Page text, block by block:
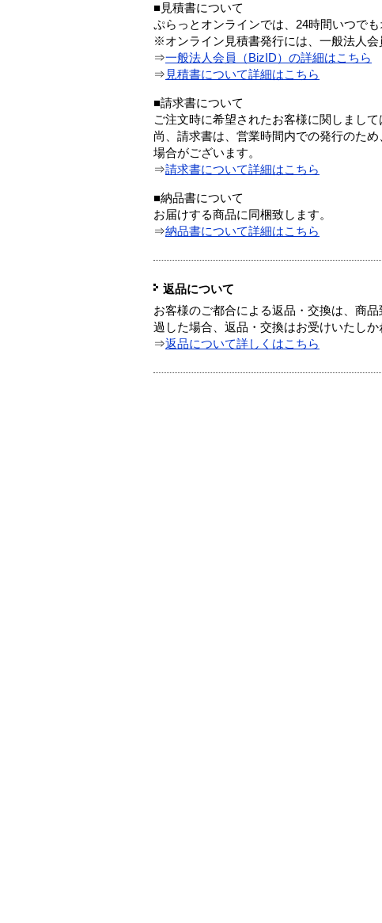
■見積書について
ぷらっとオンラインでは、24時間いつで
※オンライン見積書発行には、一般法人会
⇒一般法人会員（BizID）の詳細はこちら
⇒ 見積書について詳細はこちら
■請求書について
ご注文時に希望されたお客様に関しまし
尚、請求書は、営業時間内での発行のた
場合がございます。
⇒請求書について詳細はこちら
■納品書について
お届けする商品に同梱致します。
⇒納品書について詳細はこちら
返品について
お客様のご都合による返品・交換は、商
過した場合、返品・交換はお受けいたしか
⇒返品について詳しくはこちら